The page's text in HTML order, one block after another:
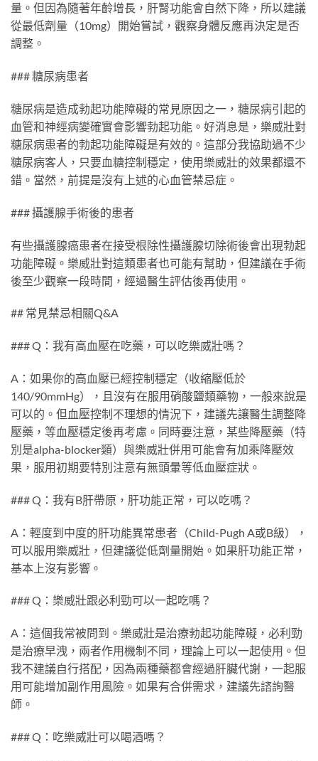
量。但因為隨著年齡增長，肝腎功能會自然下降，所以建議
從最低劑量（10mg）開始嘗試，觀察身體反應再決定是否
調整。
### 糖尿病患者
糖尿病是造成勃起功能障礙的常見原因之一，糖尿病引起的
血管和神經病變確實會影響勃起功能。好消息是，樂威壯對
糖尿病患者的勃起功能障礙是有效的。這部分我協助過不少
糖尿病客人，只要血糖控制穩定，使用樂威壯的效果都還不
錯。當然，前提是沒有上述的心血管禁忌症。
### 攝護腺手術後的患者
有些攝護腺癌患者在接受根除性攝護腺切除術後會出現勃起
功能障礙。樂威壯對這類患者也可能有幫助，但建議在手術
後至少觀察一段時間，經過醫生評估後再使用。
## 常見禁忌相關Q&A
### Q：我有高血壓在吃藥，可以吃樂威壯嗎？
A：如果你的高血壓已經控制穩定（收縮壓低於
140/90mmHg），且沒有在服用硝酸鹽類藥物，一般來說是
可以的。但血壓控制不理想的情況下，建議先讓醫生調整降
壓藥，等血壓穩定後再考慮。同時要注意，某些降壓藥（特
別是alpha-blocker類）與樂威壯併用可能會有加乘降壓效
果，服用初期要特別注意有無頭暈等低血壓症狀。
### Q：我有B肝帶原，肝功能正常，可以吃嗎？
A：輕度到中度的肝功能異常患者（Child-Pugh A或B級），
可以服用樂威壯，但建議從低劑量開始。如果肝功能正常，
基本上沒有影響。
### Q：樂威壯跟必利勁可以一起吃嗎？
A：這個我常被問到。樂威壯是治療勃起功能障礙，必利勁
是治療早洩，兩者作用機制不同，理論上可以一起使用。但
我不建議自行搭配，因為兩種藥都會經過肝臟代謝，一起服
用可能增加副作用風險。如果有合併需求，建議先諮詢醫
師。
### Q：吃樂威壯可以喝酒嗎？